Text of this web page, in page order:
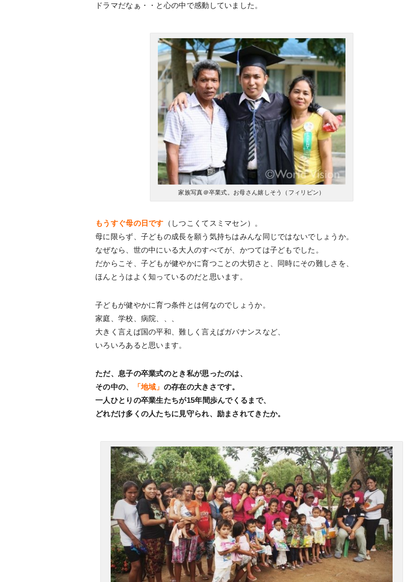
ドラマだなぁ・・と心の中で感動していました。
家族写真＠卒業式。お母さん嬉しそう（フィリピン）
もうすぐ母の日です （しつこくてスミマセン）。
母に限らず、子どもの成長を願う気持ちはみんな同じではないでしょうか。
なぜなら、世の中にいる大人のすべてが、かつては子どもでした。
だからこそ、子どもが健やかに育つことの大切さと、同時にその難しさを、
ほんとうはよく知っているのだと思います。
子どもが健やかに育つ条件とは何なのでしょうか。
家庭、学校、病院、、、
大きく言えば国の平和、難しく言えばガバナンスなど、
いろいろあると思います。
ただ、息子の卒業式のとき私が思ったのは、
その中の、
「地域」 の存在の大きさです。
一人ひとりの卒業生たちが15年間歩んでくるまで、
どれだけ多くの人たちに見守られ、励まされてきたか。